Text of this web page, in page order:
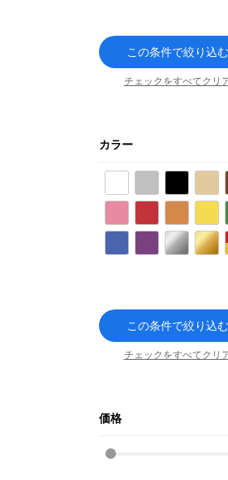
この条件で絞り込む
チェックをすべてクリ
カラー
パープル シルバー
この条件で絞り込む
チェックをすべてクリ
価格